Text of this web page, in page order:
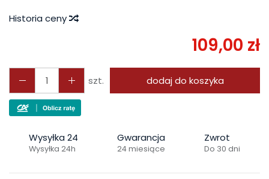
Historia ceny
109,00 zł
szt. dodaj do koszyka
Wysyłka 24
Wysyłka 24h
Gwarancja
24 miesiące
Zwrot
Do 30 dni